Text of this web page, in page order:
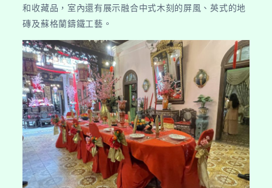
和收藏品，室內還有展示融合中式木刻的屏風、英式的地
磚及蘇格蘭鑄鐵工藝。